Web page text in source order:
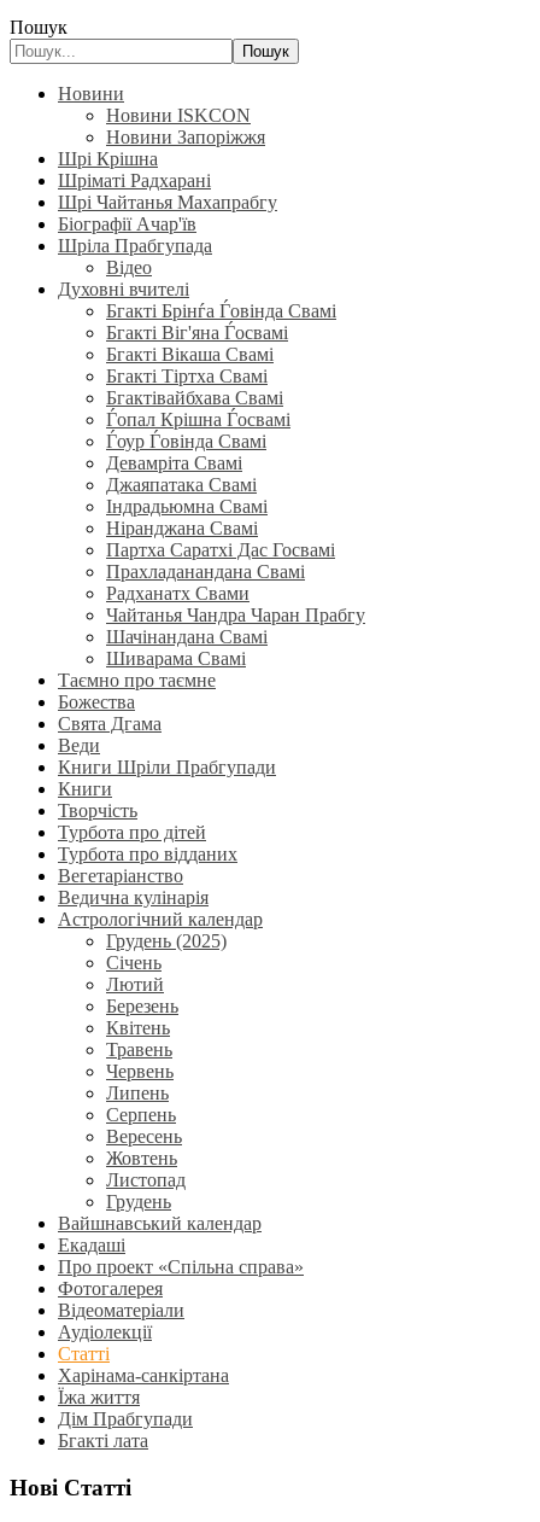
Пошук
Пошук
Новини
Новини ISKCON
Новини Запоріжжя
Шрі Крішна
Шріматі Радхарані
Шрі Чайтанья Махапрабгу
Біографії Ачар'їв
Шріла Прабгупада
Відео
Духовні вчителі
Бгакті Брінѓа Ѓовінда Свамі
Бгакті Віг'яна Ѓосвамі
Бгакті Вікаша Свамі
Бгакті Тіртха Свамі
Бгактівайбхава Свамі
Ѓопал Крішна Ѓосвамі
Ѓоур Ѓовінда Свамі
Девамріта Свамі
Джаяпатака Свамі
Індрадьюмна Свамі
Ніранджана Свамі
Партха Саратхі Дас Госвамі
Прахладанандана Свамі
Радханатх Свами
Чайтанья Чандра Чаран Прабгу
Шачінандана Свамі
Шиварама Свамі
Таємно про таємне
Божества
Свята Дгама
Веди
Книги Шріли Прабгупади
Книги
Творчість
Турбота про дітей
Турбота про відданих
Вегетаріанство
Ведична кулінарія
Астрологічний календар
Грудень (2025)
Січень
Лютий
Березень
Квітень
Травень
Червень
Липень
Серпень
Вересень
Жовтень
Листопад
Грудень
Вайшнавський календар
Екадаші
Про проект «Спільна справа»
Фотогалерея
Відеоматеріали
Аудіолекції
Статті
Харінама-санкіртана
Їжа життя
Дім Прабгупади
Бгакті лата
Нові Статті